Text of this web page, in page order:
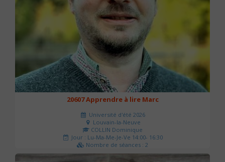
20607 Apprendre à lire Marc
Université d'été 2026
Louvain-la-Neuve
COLLIN Dominique
Jour : Lu-Ma-Me-Je-Ve 14:00- 16:30
Nombre de séances : 2
51 €